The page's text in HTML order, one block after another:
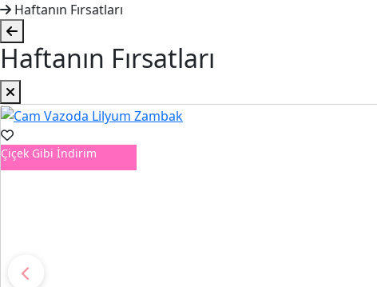
Haftanın Fırsatları
Haftanın Fırsatları
Çiçek Gibi İndirim